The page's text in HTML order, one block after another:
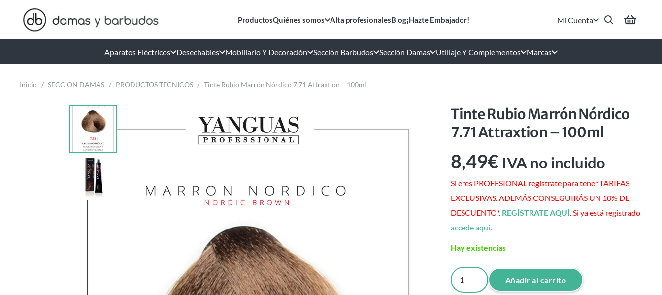
ProductosQuiénes somos Alta profesionalesBlog¡Hazte Embajador! Mi Cuenta
Aparatos Eléctricos Desechables Mobiliario Y Decoración Sección Barbudos Sección Damas Utillaje Y Complementos Marcas
Inicio / SECCION DAMAS / PRODUCTOS TECNICOS / Tinte Rubio Marrón Nórdico 7.71 Attraxtion – 100ml
Tinte Rubio Marrón Nórdico
7.71 Attraxtion – 100ml
8,49€ IVA no incluido
Si eres PROFESIONAL regístrate para tener TARIFAS
EXCLUSIVAS. ADEMÁS CONSEGUIRÁS UN 10% DE
DESCUENTO*. REGÍSTRATE AQUÍ. Si ya está registrado
accede aquí.
Hay existencias
Tinte
Rubio
Añadir al carrito